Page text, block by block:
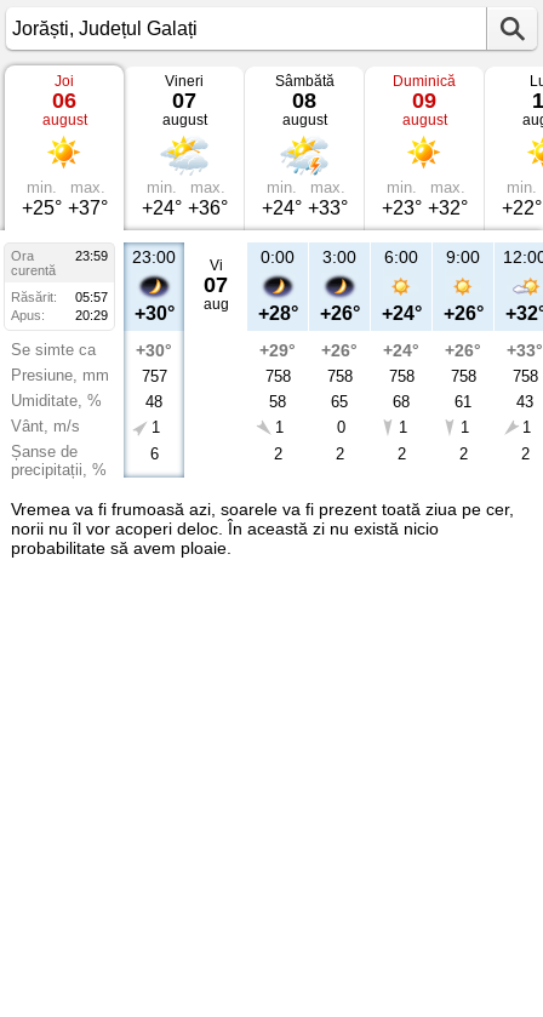
Vremea
Jorăști
Județul
Galați
Joi
06
august
min.
+25°
max.
+37°
Vineri
07
august
min.
+24°
max.
+36°
Sâmbătă
08
august
min.
+24°
max.
+33°
Duminică
09
august
min.
+23°
max.
+32°
min.
+22°
Ora
23:59
curentă
Răsărit:
05:57
Apus:
20:29
Se simte ca
Presiune, mm
Umiditate, %
Vânt, m/s
Șanse de
precipitații, %
23:00
+30°
+30°
757
48
1
6
Vi
07
aug
0:00
+28°
+29°
758
58
1
2
3:00
+26°
+26°
758
65
0
2
6:00
+24°
+24°
758
68
1
2
9:00
+26°
+26°
758
61
1
2
+33°
758
43
1
2
Vremea va fi frumoasă azi, soarele va fi prezent toată ziua pe cer,
norii nu îl vor acoperi deloc. În această zi nu există nicio
probabilitate să avem ploaie.